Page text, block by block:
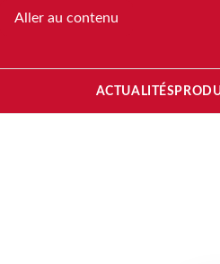
Aller au contenu
ACTUALITÉS